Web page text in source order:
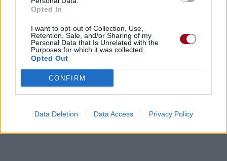
Opted In
I want to opt-out of Collection, Use,
Retention, Sale, and/or Sharing of my
Personal Data that Is Unrelated with the
Purposes for which it was collected.
Opted Out
CONFIRM
Data Deletion Data Access Privacy Policy
Paroles + Traduction
Commentaires
Dire «merci» pour cette traduction